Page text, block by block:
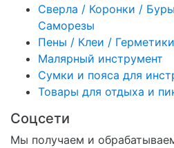
Сверла / Коронки /
Саморезы
Пены / Клеи /
Малярный инструмент
Сумки и пояса для
Товары для отдыха и
Соцсети
Мы получаем и